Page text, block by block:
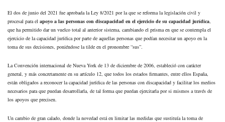
El dos de junio del 2021 fue aprobada la Ley 8/2021 por la que se reforma la legislación civil y
procesal para el apoyo a las personas con discapacidad en el ejercicio de su capacidad jurídica
que ha permitido dar un vuelco total al anterior sistema, cambiando el prisma en que se contempla el
ejercicio de la capacidad jurídica por parte de aquellas personas que podían necesitar un apoyo en la
toma de sus decisiones, poniéndose la tilde en el pronombre “sus”.
La Convención internacional de Nueva York de 13 de diciembre de 2006, estableció con carácter
general, y más concretamente en su artículo 12, que todos los estados firmantes, entre ellos España,
están obligados a reconocer la capacidad jurídica de las personas con discapacidad y facilitar los medios
necesarios para que puedan desarrollarla, de tal forma que puedan ejercitarla por si mismos a través de
los apoyos que precisen.
Un cambio de gran calado, donde la novedad está en limitar las medidas que sustituía la toma de